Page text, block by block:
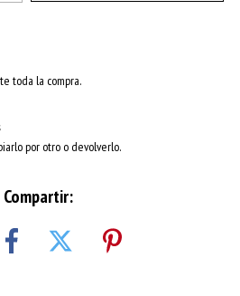
toda la compra.
por otro o devolverlo.
Compartir: